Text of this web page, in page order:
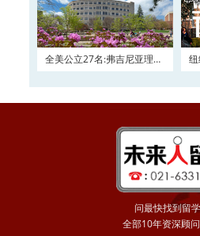
全美公立27名:弗吉尼亚理工
问最快找到留
全部10年资深顾